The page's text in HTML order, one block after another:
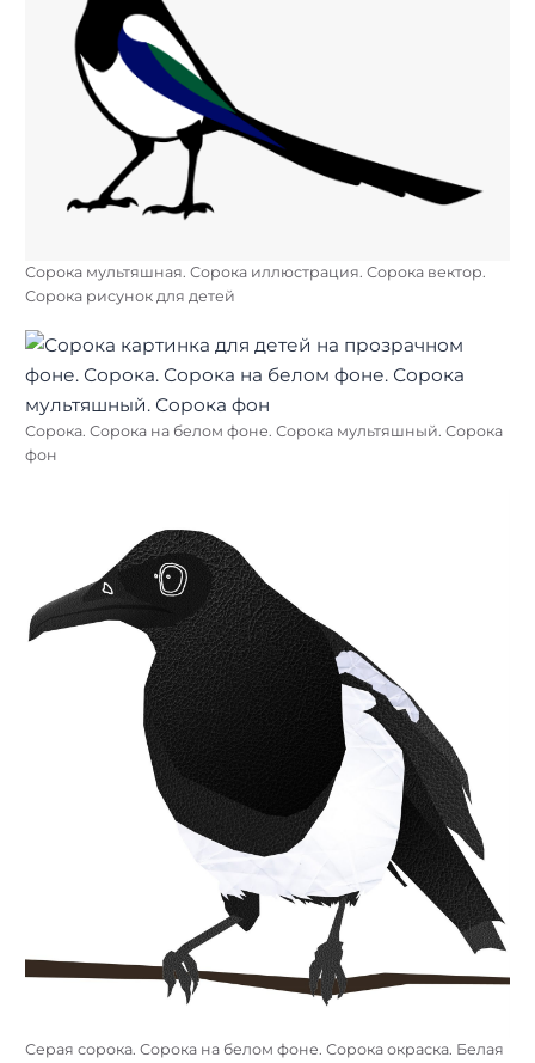
Сорока мультяшная. Сорока иллюстрация. Сорока вектор.
Сорока рисунок для детей
Сорока. Сорока на белом фоне. Сорока мультяшный. Сорока
фон
Серая сорока. Сорока на белом фоне. Сорока окраска. Белая